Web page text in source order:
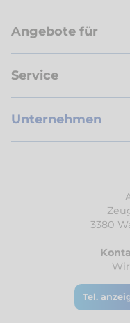
Angebote für
Service
Unternehmen
3380
Tel.